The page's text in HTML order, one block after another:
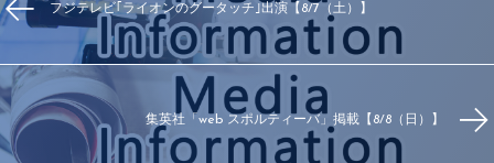
フジテレビ｢ライオンのグータッチ｣出演【8/7（土）】
集英社「web スポルティーバ」掲載【8/8（日）】